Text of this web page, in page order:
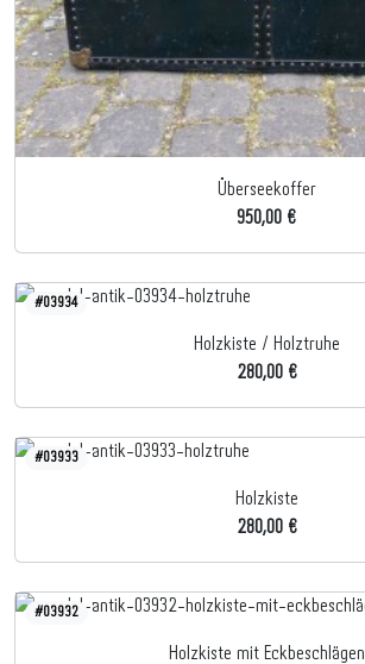
Überseekoffer
950,00 €
#03934
Holzkiste / Holztruhe
280,00 €
#03933
Holzkiste
280,00 €
#03932
Holzkiste mit Eckbeschlägen